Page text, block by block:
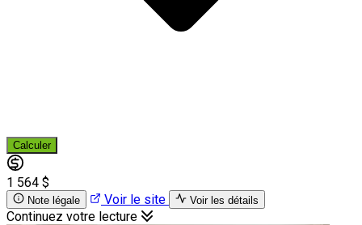
Calculer
1 564 $
Note légale Voir le site Voir les détails
Continuez votre lecture